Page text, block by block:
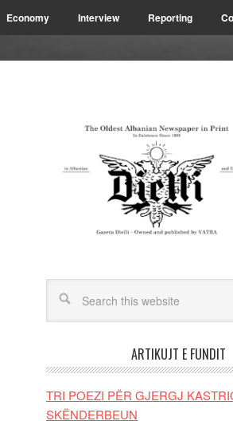
Economy Interview Reporting
ARTIKUJT E FUNDIT
TRI POEZI PËR GJERGJ
SKËNDERBEUN